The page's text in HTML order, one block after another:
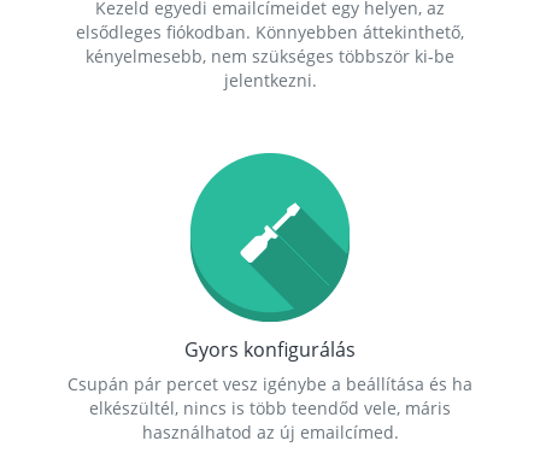
Kezeld egyedi emailcímeidet egy helyen, az
elsődleges fiókodban. Könnyebben áttekinthető,
kényelmesebb, nem szükséges többször ki-be
jelentkezni.
Gyors konfigurálás
Csupán pár percet vesz igénybe a beállítása és ha
elkészültél, nincs is több teendőd vele, máris
használhatod az új emailcímed.